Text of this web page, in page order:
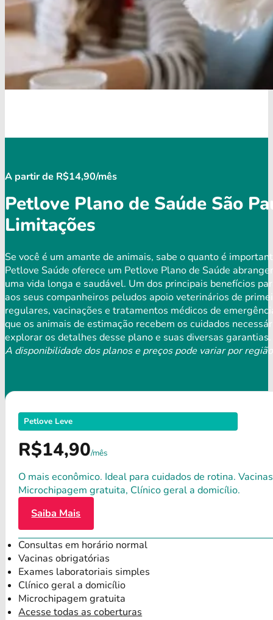
A partir de R$14,90/mês
Petlove Plano de Saúde São
Limitações
Se você é um amante de animais, sabe o quanto é
Petlove Saúde oferece um Petlove Plano de Saúde
uma vida longa e saudável. Um dos principais benefícios
aos seus companheiros peludos apoio veterinários de
regulares, vacinações e tratamentos médicos de
que os animais de estimação recebem os cuidados
explorar os detalhes desse plano e suas diversas garantias.
A disponibilidade dos planos e preços pode variar por
Petlove Leve
R$14,90/mês
O mais econômico. Ideal para cuidados de rotina.
Microchipagem gratuita, Clínico geral a domicílio.
Saiba Mais
Consultas em horário normal
Vacinas obrigatórias
Exames laboratoriais simples
Clínico geral a domicílio
Microchipagem gratuita
Acesse todas as coberturas